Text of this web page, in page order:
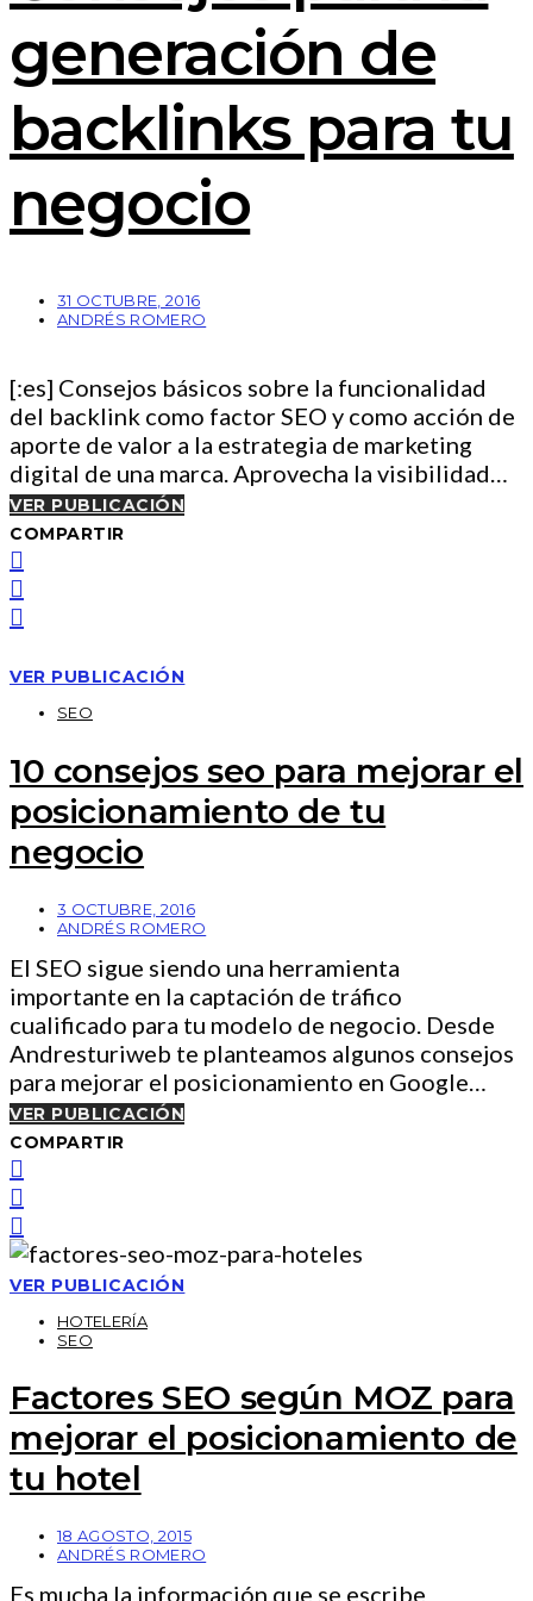
generación de
backlinks para tu
negocio
31 OCTUBRE, 2016
ANDRÉS ROMERO
[:es] Consejos básicos sobre la funcionalidad
del backlink como factor SEO y como acción de
aporte de valor a la estrategia de marketing
digital de una marca. Aprovecha la visibilidad…
VER PUBLICACIÓN
COMPARTIR
VER PUBLICACIÓN
SEO
10 consejos seo para mejorar el
posicionamiento de tu
negocio
3 OCTUBRE, 2016
ANDRÉS ROMERO
El SEO sigue siendo una herramienta
importante en la captación de tráfico
cualificado para tu modelo de negocio. Desde
Andresturiweb te planteamos algunos consejos
para mejorar el posicionamiento en Google…
VER PUBLICACIÓN
COMPARTIR
VER PUBLICACIÓN
HOTELERÍA
SEO
Factores SEO según MOZ para
mejorar el posicionamiento de
tu hotel
18 AGOSTO, 2015
ANDRÉS ROMERO
Es mucha la información que se escribe